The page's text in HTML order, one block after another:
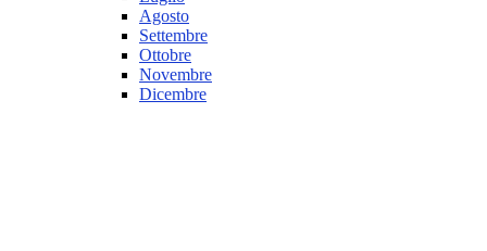
Agosto
Settembre
Ottobre
Novembre
Dicembre